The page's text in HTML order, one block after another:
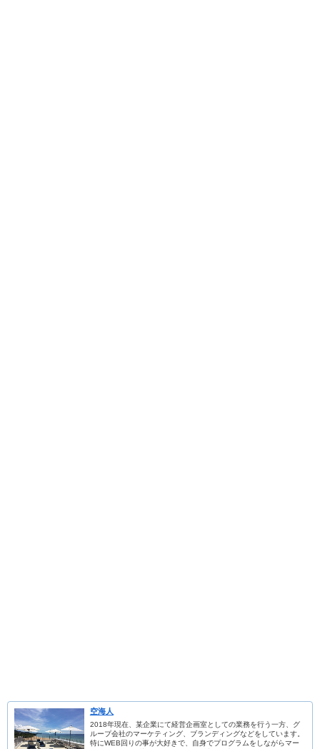
空海人
2018年現在、某企業にて経営企画室としての業務を行う一方、グ
ループ会社のマーケティング、ブランディングなどをしています。
特にWEB回りの事が大好きで、自身でプログラムをしながらマー